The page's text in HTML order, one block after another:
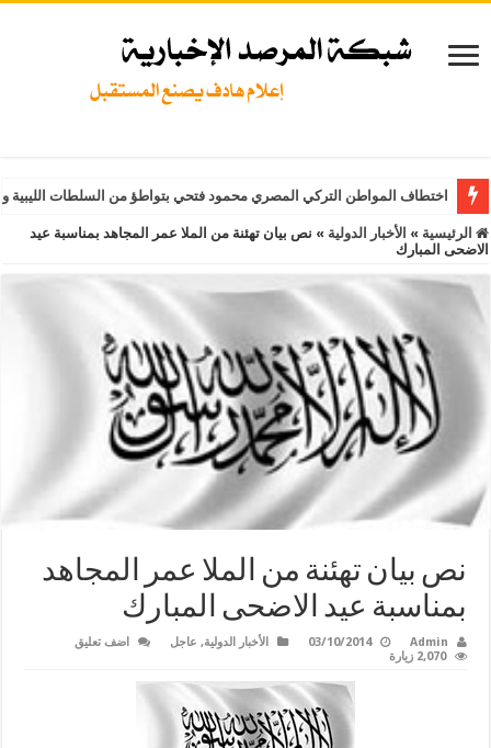
اختطاف المواطن التركي المصري محمود فتحي بتواطؤ من السلطات
الرئيسية » الأخبار الدولية » نص بيان تهئنة من الملا عمر المجاهد بمناسبة عيد
الاضحى المبارك
نص بيان تهئنة من الملا عمر المجاهد
بمناسبة عيد الاضحى المبارك
Admin
03/10/2014 الأخبار الدولية, عاجل
اضف تعليق
2,070 زيارة